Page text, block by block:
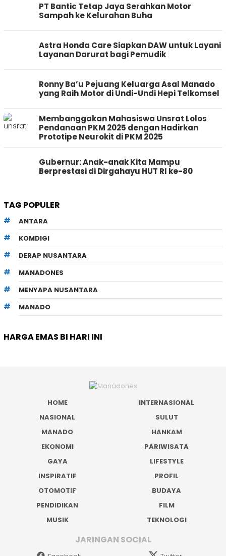
PT Bantic Tetap Jaya Serahkan Motor
Sampah ke Kelurahan Buha
Astra Honda Care Siapkan DAW untuk Layani
Layanan Darurat bagi Pemudik
Ronny Ba’u Pejuang Keluarga Asal Manado
yang Raih Motor di Undi-Undi Hepi Telkomsel
Membanggakan Mahasiswa Unsrat Lolos
Pendanaan PKM 2025 dengan Hadirkan
Prototipe Neurokit di PKM 2025
Gubernur: Anak-anak Kita Mampu
Berprestasi di Dirgahayu HUT RI ke-80
TAG POPULER
ANTARA
KOMDIGI
DERAP NUSANTARA
MANADONES
MENYAPA NUSANTARA
MANADO
HARGA EMAS BI HARI INI
HOME
INTERNASIONAL
NASIONAL
SULUT
MANADO
HANKAM
EKONOMI
PARIWISATA
GAYA
LIFESTYLE
INSPIRATIF
PROFIL
OTOMOTIF
BUDAYA
PENDIDIKAN
FILM
MUSIK
TEKNOLOGI
JARINGAN SOCIAL